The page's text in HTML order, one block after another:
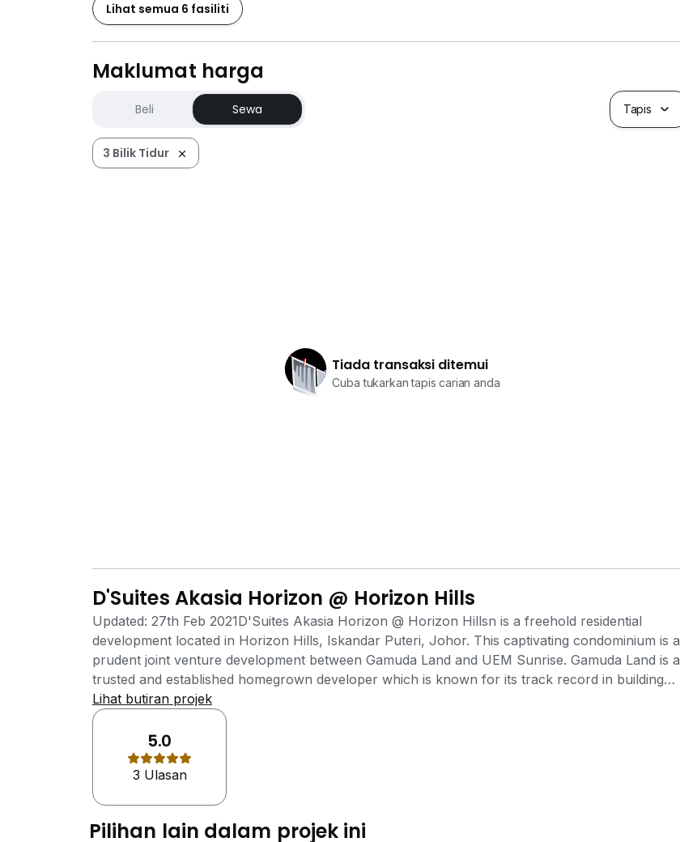
Lihat semua 6 fasiliti
Maklumat harga
Beli Sewa Tapis
3 Bilik Tidur
Tiada transaksi ditemui
Cuba tukarkan tapis carian anda
D'Suites Akasia Horizon @ Horizon Hills
Updated: 27th Feb 2021D'Suites Akasia Horizon @ Horizon Hillsn is a freehold residential
development located in Horizon Hills, Iskandar Puteri, Johor. This captivating condominium is a
prudent joint venture development between Gamuda Land and UEM Sunrise. Gamuda Land is a
trusted and established homegrown developer which is known for its track record in building
sustainable townships in harmony with the surrounding environment, while UEM Sunrise is part
of Malaysia's leading conglomerate in infrastructure development. Featuring innovative
architectural lines and a modern facade, D'Suites Akasia Horizon @ Horizon Hills caters to the
demand for a relaxing and resort-like lifestyle. Nestled within the prestigious Horizon Hills,
D'Suites Akasia Horizon @ Horizon Hills is designed for the high-life. This 19-storey tall exquisite
condominium elevates living standards through its vast array of world-class facilities. From
Horizon Hills incorporates all the excitement and benefits of living in a stylish urban area in one
Lihat butiran projek
5.0
3 Ulasan
Pilihan lain dalam projek ini